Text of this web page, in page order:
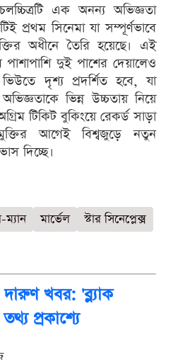
এক অনন্য অভিজ্ঞতা
প্রথম সিনেমা যা সম্পূর্ণভাবে
অধীনে তৈরি হয়েছে। এই
পাশাপাশি দুই পাশের দেয়ালেও
দৃশ্য প্রদর্শিত হবে, যা
ভিন্ন উচ্চতায় নিয়ে
টিকিট বুকিংয়ে রেকর্ড সাড়া
আগেই বিশ্বজুড়ে নতুন
দিচ্ছে।
ম্যান মার্ভেল
স্টার সিনেপ্লেক্স
খবর: 'ব্ল্যাক
প্রকাশ্যে